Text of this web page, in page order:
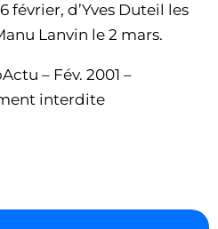
février, d’Yves Duteil les
Lanvin le 2 mars.
– Fév. 2001 –
interdite